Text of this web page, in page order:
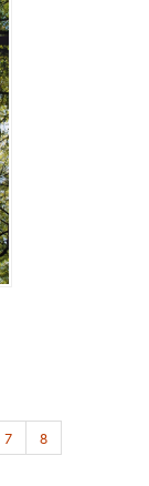
7
8